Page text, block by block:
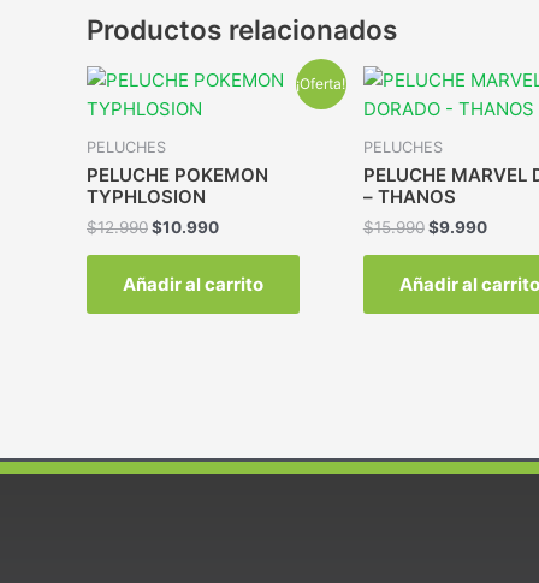
Productos relacionados
¡Oferta!
PELUCHES
PELUCHE POKEMON
TYPHLOSION
$12.990$10.990
Añadir al carrito
PELUCHES
PELUCHE MARVEL
– THANOS
$15.990 $9.990
Añadir al carrito